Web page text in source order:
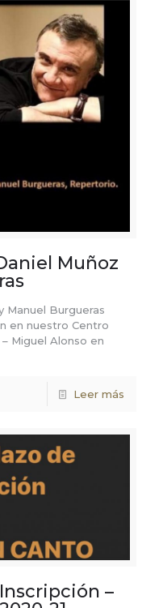
Muñoz
Manuel Burgueras
en nuestro Centro
Miguel Alonso en
Leer más
–